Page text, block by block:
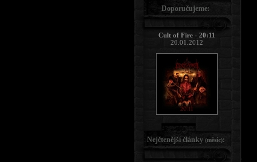
Doporučujeme:
Cult of Fire - 20:11
20.01.2012
Nejčtenější články (měsíc):